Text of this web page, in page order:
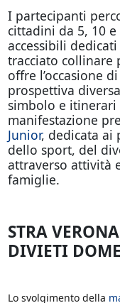
I partecipanti
cittadini da 5, 10
accessibili
tracciato collinare
offre l’occasione
prospettiva
simbolo e itinerari
manifestazione
Junior, dedicata ai
dello sport, del
attraverso attività
famiglie.
STRA
DIVIETI
Lo svolgimento della